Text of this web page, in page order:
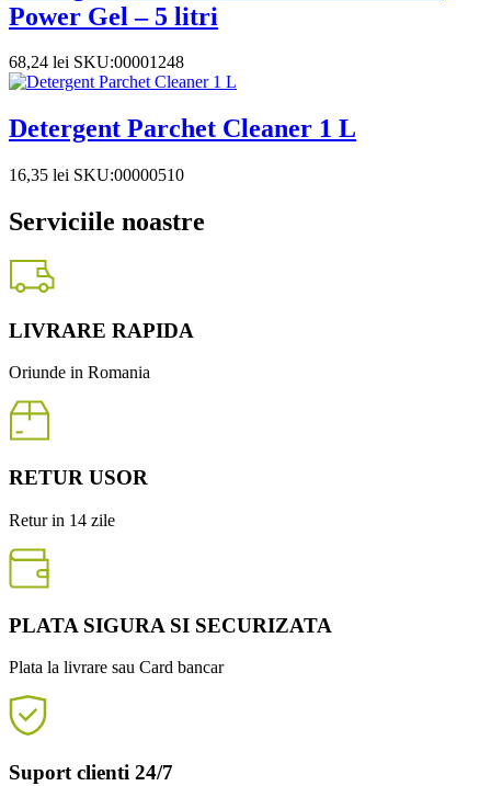
Power Gel – 5 litri
68,24 lei SKU:00001248
Detergent Parchet Cleaner 1 L
16,35 lei SKU:00000510
Serviciile noastre
LIVRARE RAPIDA
Oriunde in Romania
RETUR USOR
Retur in 14 zile
PLATA SIGURA SI SECURIZATA
Plata la livrare sau Card bancar
Suport clienti 24/7